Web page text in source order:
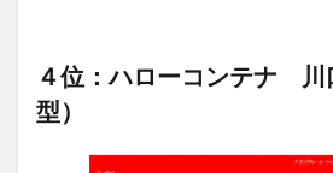
４位：ハローコンテナ 川
型）